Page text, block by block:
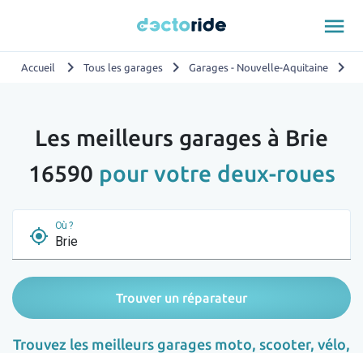
menu
Accueil chevron_right Tous les garages chevron_right Garages - Nouvelle-Aquitaine chevron_right
Les meilleurs garages à Brie
16590 pour votre deux-roues
my_location
Où ?
Trouver un réparateur
Trouvez les meilleurs garages moto, scooter, vélo,